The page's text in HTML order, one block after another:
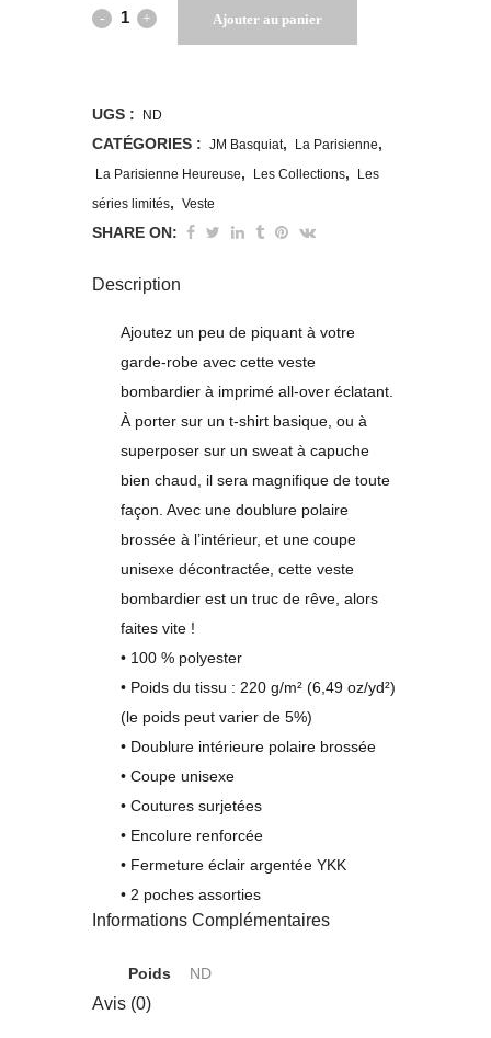
Veste
Parisienne
Basquiat
Ajouter au panier
UGS : ND
CATÉGORIES : JM Basquiat, La Parisienne,
La Parisienne Heureuse, Les Collections,
Les
séries limités, Veste
SHARE ON:
Description
Ajoutez un peu de piquant à votre
garde-robe avec cette veste
bombardier à imprimé all-over éclatant.
À porter sur un t-shirt basique, ou à
superposer sur un sweat à capuche
bien chaud, il sera magnifique de toute
façon. Avec une doublure polaire
brossée à l’intérieur, et une coupe
unisexe décontractée, cette veste
bombardier est un truc de rêve, alors
faites vite !
• 100 % polyester
• Poids du tissu : 220 g/m² (6,49 oz/yd²)
(le poids peut varier de 5%)
• Doublure intérieure polaire brossée
• Coupe unisexe
• Coutures surjetées
• Encolure renforcée
• Fermeture éclair argentée YKK
• 2 poches assorties
Informations Complémentaires
Poids ND
Avis (0)